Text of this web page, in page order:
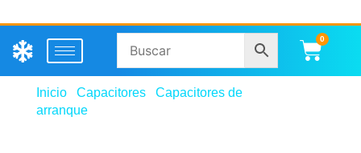
0
Inicio Capacitores
Capacitores de
arranque